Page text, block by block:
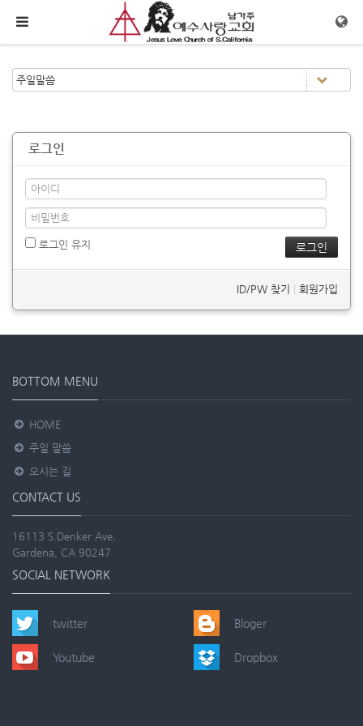
메뉴 건너뛰기
로그인
로그인 유지
ID/PW 찾기 회원가입
BOTTOM MENU
HOME
주일 말씀
오시는 길
CONTACT US
16113 S.Denker Ave,
Gardena, CA 90247
SOCIAL NETWORK
twitter
Youtube
Bloger
Dropbox